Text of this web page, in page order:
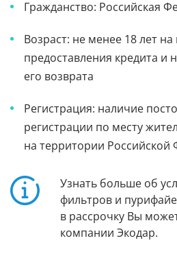
Гражданство: Российская
Возраст: не менее 18 лет
предоставления кредита и
его возврата
Регистрация: наличие
регистрации по месту
на территории Российской
Узнать больше об
фильтров и
в рассрочку Вы
компании Экодар.